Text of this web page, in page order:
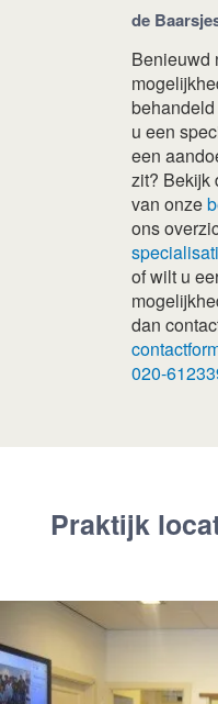
de
Benieuwd
u een
een
zit? Bekijk
van onze
ons
of wilt u
dan
020-
Praktijk